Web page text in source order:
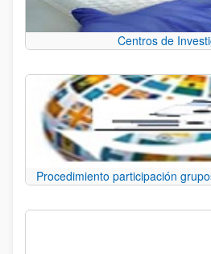
Centros de
Procedimiento participación